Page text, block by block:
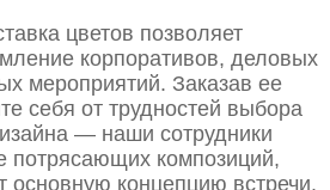
цветов позволяет
корпоративов, деловых
мероприятий. Заказав ее
себя от трудностей выбора
— наши сотрудники
потрясающих композиций,
основную концепцию встречи.